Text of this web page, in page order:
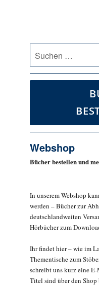
nach:
Webshop
Bücher bestellen und
In unserem Webshop
werden – Bücher zur
deutschlandweiten
Hörbücher zum
Ihr findet hier – wie im
Thementische zum
schreibt uns kurz eine
Titel sind über den Shop